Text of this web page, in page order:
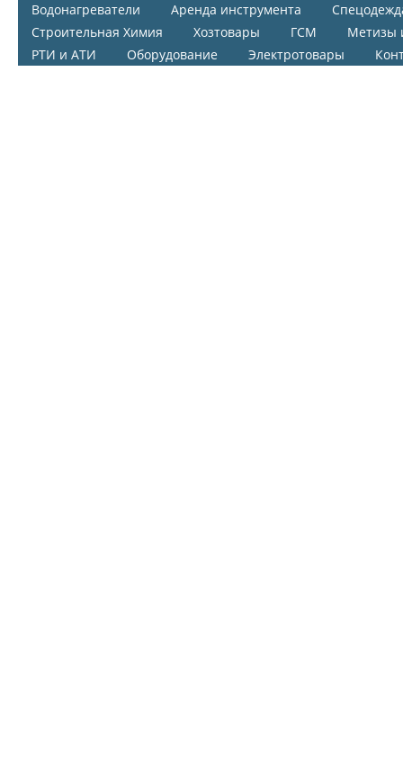
Водонагреватели Аренда инструмента
Строительная Химия
Хозтовары ГСМ
Метизы
РТИ и АТИ
Оборудование Электротовары